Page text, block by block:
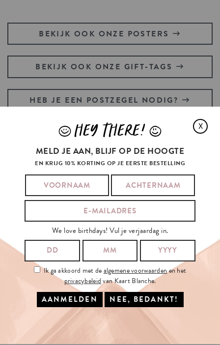
BEKIJK OOK ONZE POSTERS
BEKIJK OOK ONZE GIFT-TAGS
HEB JE EEN POSTZEGEL NODIG?
MILEY CYRUS BOUGHT FLOWERS
ALSO
X
JHEY THERE! L
MELD JE AAN, BLIJF OP DE HOOGTE
EN KRIJG 10% KORTING OP JE EERSTE BESTELLING
We love birthdays! Vul je verjaardag in.
Ik ga akkoord met dealgemene voorwaardenen het
privacybeleidvan Kaart Blanche.